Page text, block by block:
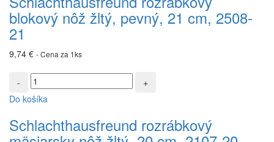
nôž
žltý,
pevný,
cm,
21
blokový nôž žltý, pevný, 21 cm, 2508-
21
9,74 € - Cena za 1ks
množstvo
Schlachthausfreund
rozrábkový
nôž
žltý,
Do košíka
Schlachthausfreund rozrábkový